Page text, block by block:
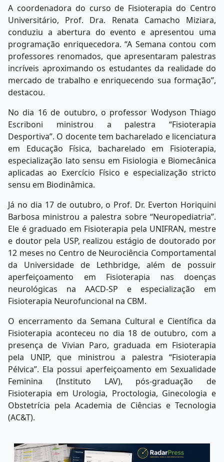
A coordenadora do curso de Fisioterapia do Centro
Universitário, Prof. Dra. Renata Camacho Miziara,
conduziu a abertura do evento e apresentou uma
programação enriquecedora. “A Semana contou com
professores renomados, que apresentaram palestras
incríveis aproximando os estudantes da realidade do
mercado de trabalho e enriquecendo sua formação”,
destacou.
No dia 16 de outubro, o professor Wodyson Thiago
Escriboni ministrou a palestra “Fisioterapia
Desportiva”. O docente tem bacharelado e licenciatura
em Educação Física, bacharelado em Fisioterapia,
especialização lato sensu em Fisiologia e Biomecânica
aplicadas ao Exercício Físico e especialização stricto
sensu em Biodinâmica.
Já no dia 17 de outubro, o Prof. Dr. Everton Horiquini
Barbosa ministrou a palestra sobre “Neuropediatria”.
Ele é graduado em Fisioterapia pela UNIFRAN, mestre
e doutor pela USP, realizou estágio de doutorado por
12 meses no Centro de Neurociência Comportamental
da Universidade de Lethbridge, além de possuir
aperfeiçoamento em Fisioterapia nas doenças
neurológicas na AACD-SP e especialização em
Fisioterapia Neurofuncional na CBM.
O encerramento da Semana Cultural e Científica da
Fisioterapia aconteceu no dia 18 de outubro, com a
presença de Vivian Paro, graduada em Fisioterapia
pela UNIP, que ministrou a palestra “Fisioterapia
Pélvica”. Ela possui aperfeiçoamento em Sexualidade
Feminina (Instituto LAV), pós-graduação de
Fisioterapia em Urologia, Proctologia, Ginecologia e
Obstetrícia pela Academia de Ciências e Tecnologia
(AC&T).